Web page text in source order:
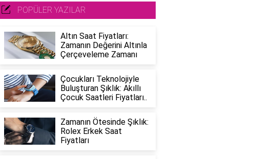
POPÜLER YAZILAR
Altın Saat Fiyatları:
Zamanın Değerini Altınla
Çerçeveleme Zamanı
Çocukları Teknolojiyle
Buluşturan Şıklık: Akıllı
Çocuk Saatleri Fiyatları..
Zamanın Ötesinde Şıklık:
Rolex Erkek Saat
Fiyatları